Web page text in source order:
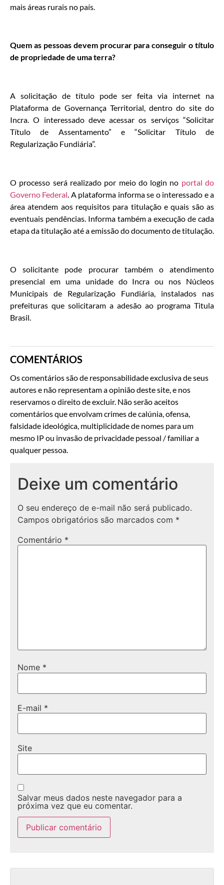
mais áreas rurais no país.
Quem as pessoas devem procurar para conseguir o título
de propriedade de uma terra?
A solicitação de título pode ser feita via internet na
Plataforma de Governança Territorial, dentro do site do
Incra. O interessado deve acessar os serviços “Solicitar
Título de Assentamento” e “Solicitar Título de
Regularização Fundiária”.
O processo será realizado por meio do login no portal do
Governo Federal. A plataforma informa se o interessado e a
área atendem aos requisitos para titulação e quais são as
eventuais pendências. Informa também a execução de cada
etapa da titulação até a emissão do documento de titulação.
O solicitante pode procurar também o atendimento
presencial em uma unidade do Incra ou nos Núcleos
Municipais de Regularização Fundiária, instalados nas
prefeituras que solicitaram a adesão ao programa Titula
Brasil.
COMENTÁRIOS
Os comentários são de responsabilidade exclusiva de seus
autores e não representam a opinião deste site, e nos
reservamos o direito de excluir. Não serão aceitos
comentários que envolvam crimes de calúnia, ofensa,
falsidade ideológica, multiplicidade de nomes para um
mesmo IP ou invasão de privacidade pessoal / familiar a
qualquer pessoa.
Deixe um comentário
O seu endereço de e-mail não será publicado.
Campos obrigatórios são marcados com *
Comentário *
Nome *
E-mail *
Site
Salvar meus dados neste navegador para a
próxima vez que eu comentar.